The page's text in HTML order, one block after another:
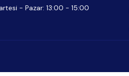
- Pazar: 13:00 - 15:00